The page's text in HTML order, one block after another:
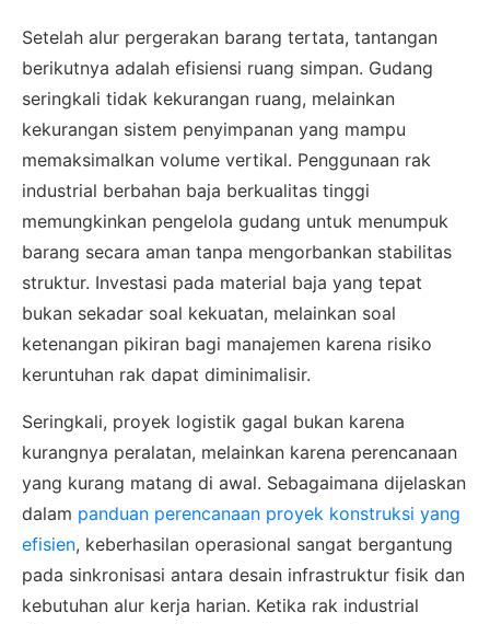
Setelah alur pergerakan barang tertata, tantangan
berikutnya adalah efisiensi ruang simpan. Gudang
seringkali tidak kekurangan ruang, melainkan
kekurangan sistem penyimpanan yang mampu
memaksimalkan volume vertikal. Penggunaan rak
industrial berbahan baja berkualitas tinggi
memungkinkan pengelola gudang untuk menumpuk
barang secara aman tanpa mengorbankan stabilitas
struktur. Investasi pada material baja yang tepat
bukan sekadar soal kekuatan, melainkan soal
ketenangan pikiran bagi manajemen karena risiko
keruntuhan rak dapat diminimalisir.
Seringkali, proyek logistik gagal bukan karena
kurangnya peralatan, melainkan karena perencanaan
yang kurang matang di awal. Sebagaimana dijelaskan
dalam panduan perencanaan proyek konstruksi yang
efisien, keberhasilan operasional sangat bergantung
pada sinkronisasi antara desain infrastruktur fisik dan
kebutuhan alur kerja harian. Ketika rak industrial